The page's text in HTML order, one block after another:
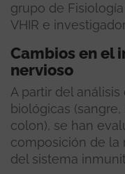
grupo de
VHIR e
Cambios en el
nervioso
A partir del
biológicas
colon), se han
composición de la
del sistema